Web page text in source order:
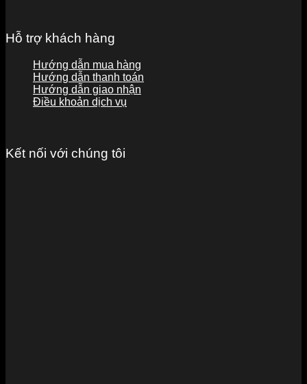
Hỗ trợ khách hàng
Hướng dẫn mua hàng
Hướng dẫn thanh toán
Hướng dẫn giao nhận
Điều khoản dịch vụ
Kết nối với chúng tôi